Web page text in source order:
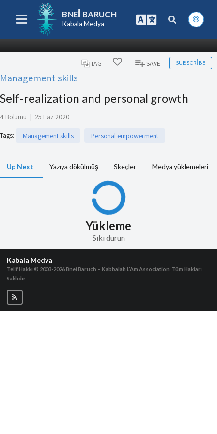
BNEI BARUCH
Kabala Medya
TAG SAVE SUBSCRIBE
Management skills
Self-realization and personal growth
4 Bölümü | 25 Haz 2020
Tags: Management skills Personal empowerment
Up Next Yazıya dökülmüş Skeçler Medya yüklemeleri
Yükleme
Sıkı durun
Kabala Medya
Telif Hakkı © 2003-2026Bnei Baruch – Kabbalah L’Am Association, Tüm Hakları
Saklıdır